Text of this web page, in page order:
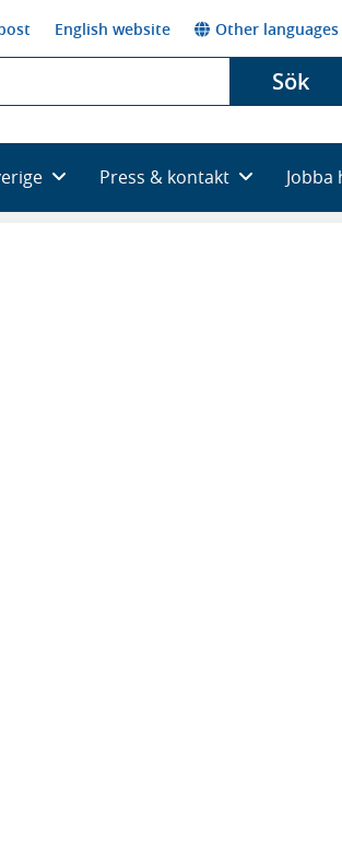
English website Other languages
Sök
Press & kontakt Jobba